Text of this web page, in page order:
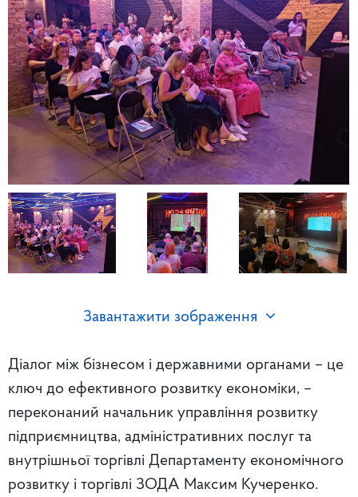
Завантажити зображення
Діалог між бізнесом і державними органами – це
ключ до ефективного розвитку економіки, –
переконаний начальник управління розвитку
підприємництва, адміністративних послуг та
внутрішньої торгівлі Департаменту економічного
розвитку і торгівлі ЗОДА Максим Кучеренко.